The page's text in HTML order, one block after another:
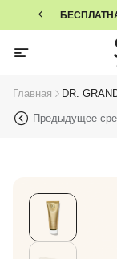
Главная DR.
Предыдущее